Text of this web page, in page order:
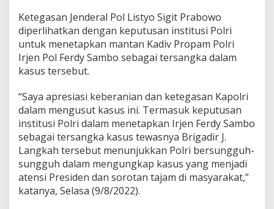
S
i
k
a
e
g
a
s
K
a
o
l
r
Ketegasan Jenderal Pol Listyo Sigit Prabowo
diperlihatkan dengan keputusan institusi Polri
untuk menetapkan mantan Kadiv Propam Polri
Irjen Pol Ferdy Sambo sebagai tersangka dalam
kasus tersebut.
“Saya apresiasi keberanian dan ketegasan Kapolri
dalam mengusut kasus ini. Termasuk keputusan
institusi Polri dalam menetapkan Irjen Ferdy Sambo
sebagai tersangka kasus tewasnya Brigadir J.
Langkah tersebut menunjukkan Polri bersungguh-
sungguh dalam mengungkap kasus yang menjadi
atensi Presiden dan sorotan tajam di masyarakat,”
katanya, Selasa (9/8/2022).